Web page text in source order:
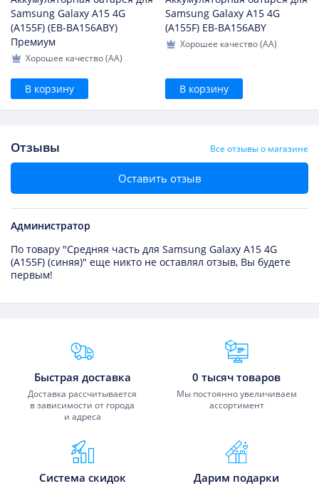
Samsung Galaxy A15 4G
(A155F) (EB-BA156ABY)
Премиум
Хорошее качество (AA)
В корзину
Samsung Galaxy A15 4G
(A155F) EB-BA156ABY
Хорошее качество (AA)
В корзину
Отзывы Все отзывы о магазине
Оставить отзыв
Администратор
По товару "Средняя часть для Samsung Galaxy A15 4G
(A155F) (синяя)" еще никто не оставлял отзыв, Вы будете
первым!
Преимущества Fixmobile
Быстрая доставка
Доставка рассчитывается
в зависимости от города
и адреса
0 тысяч товаров
Мы постоянно увеличиваем
ассортимент
Система скидок Дарим подарки